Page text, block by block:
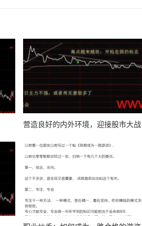
营造良好的内外环境，迎接股市大战